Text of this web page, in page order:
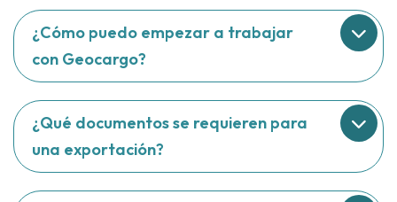
¿Cómo puedo empezar a trabajar
con Geocargo?
¿Qué documentos se requieren para
una exportación?